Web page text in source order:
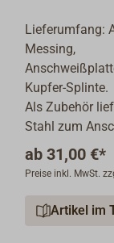
Lieferumfang:
Messing,
Kupfer-Splinte.
Als Zubehör
Stahl zum
ab 31,00 €*
Preise inkl. MwSt.
Artikel im